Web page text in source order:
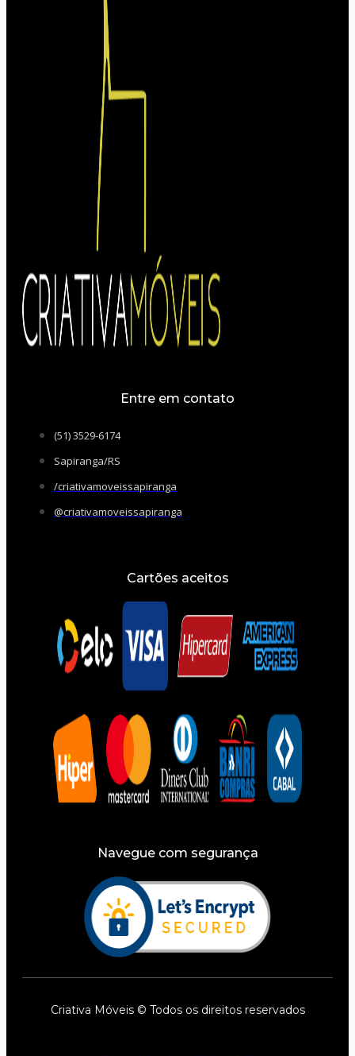
Entre em contato
(51) 3529-6174
Sapiranga/RS
/criativamoveissapiranga
@criativamoveissapiranga
Cartões aceitos
Navegue com segurança
Criativa Móveis © Todos os direitos reservados